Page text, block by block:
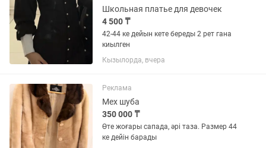
Школьная платье для девочек
4 500 ₸
42-44 ке дейын кете береды 2 рет гана
киылген
Кызылорда, вчера
Реклама
Мех шуба
350 000 ₸
Өте жоғары сапада, әрі таза. Размер 44
ке дейін барады